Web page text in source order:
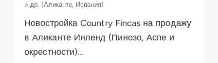
и др. (Аликанте, Испания)
Новостройка Country Fincas на продажу
в Аликанте Инленд (Пинозо, Аспе и
окрестности)...